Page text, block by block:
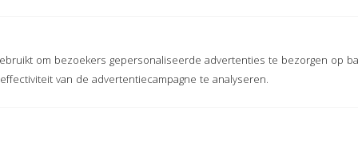
om bezoekers gepersonaliseerde advertenties te bezorgen op
van de advertentiecampagne te analyseren.
Snelle levering
Contant betalen mogelijk